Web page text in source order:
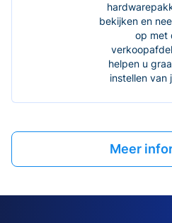
bekijken en
op met
helpen u
instellen van
Meer